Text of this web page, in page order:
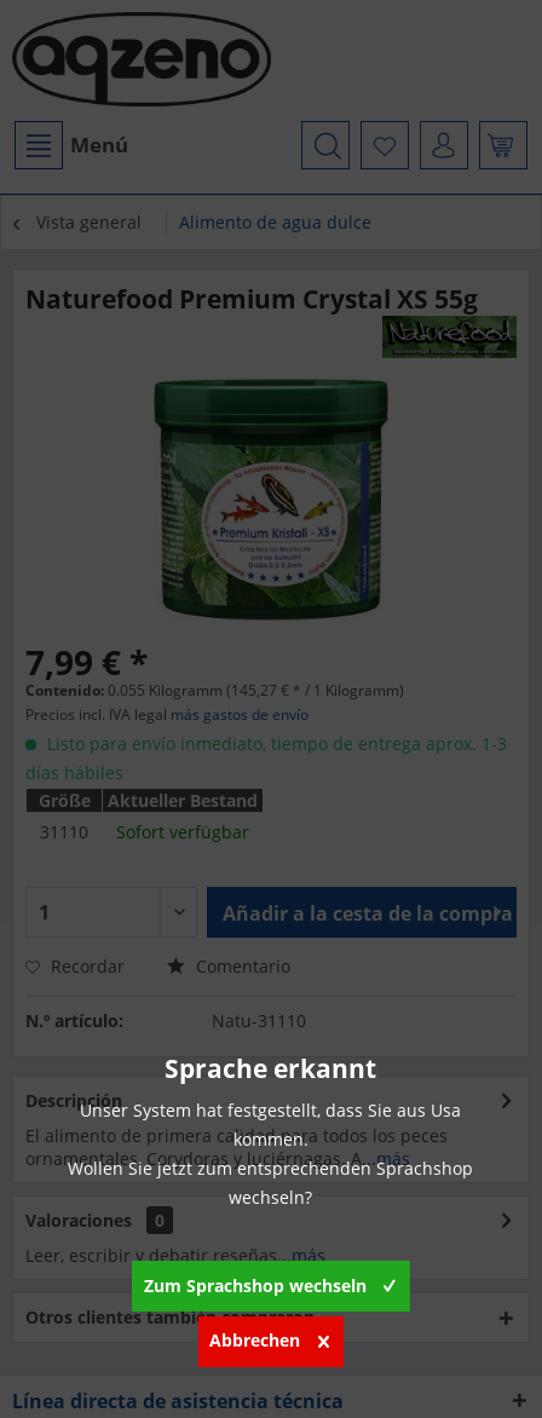
Menú
Vista general Alimento de agua dulce
Naturefood Premium Crystal XS 55g
7,99 € *
Contenido: 0.055 Kilogramm (145,27 € * / 1 Kilogramm)
Precios incl. IVA legal más gastos de envío
Listo para envío inmediato, tiempo de entrega aprox. 1-3
días hábiles
Größe
Aktueller Bestand
31110
Sofort verfügbar
Añadir a la cesta de la compra
Recordar Comentario
N.º artículo: Natu-31110
Descripción
El alimento de primera calidad para todos los peces
ornamentales, Corydoras y luciérnagas. A...más
Valoraciones
0
Leer, escribir y debatir reseñas...más
Otros clientes también compraron
Línea directa de asistencia técnica
Sprache erkannt
Unser System hat festgestellt, dass Sie aus Usa
kommen.
Wollen Sie jetzt zum entsprechenden Sprachshop
wechseln?
Zum Sprachshop wechseln
Abbrechen